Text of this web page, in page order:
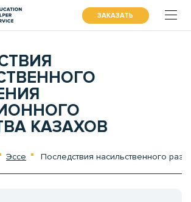
ЗАКАЗАТЬ
КАЗАХОВ
Эссе Последствия насильственного